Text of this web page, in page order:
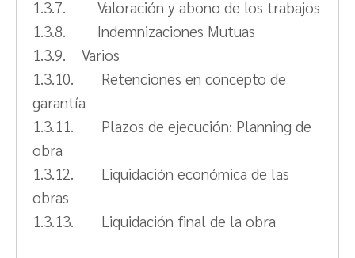
1.3.7. Valoración y abono de los trabajos
1.3.8. Indemnizaciones Mutuas
1.3.9. Varios
1.3.10. Retenciones en concepto de
garantía
1.3.11. Plazos de ejecución: Planning de
obra
1.3.12. Liquidación económica de las
obras
1.3.13. Liquidación final de la obra